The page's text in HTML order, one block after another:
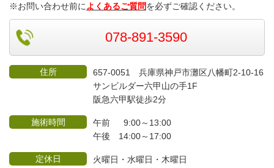
※お問い合わせ前に よくあるご質問を必ずご確認ください。
078-891-3590
住所
657-0051 兵庫県神戸市灘区八幡町2-10-16
サンビルダー六甲山の手1F
阪急六甲駅徒歩2分
施術時間
午前 9:00～13:00
午後 14:00～17:00
定休日 火曜日・水曜日・木曜日